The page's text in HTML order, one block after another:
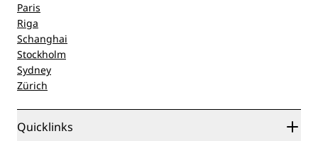
Paris
Riga
Schanghai
Stockholm
Sydney
Zürich
Quicklinks